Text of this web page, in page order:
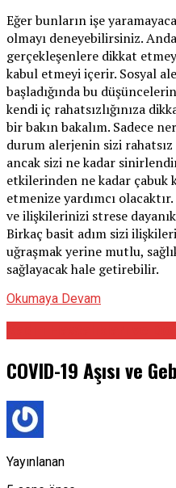
Eğer bunların işe
olmayı deneyebilirsiniz.
gerçekleşenlere dikkat
kabul etmeyi içerir. Sosyal
başladığında bu
kendi iç rahatsızlığınıza
bir bakın bakalım. Sadece
durum alerjenin sizi
ancak sizi ne kadar
etkilerinden ne kadar çabuk
etmenize yardımcı
ve ilişkilerinizi strese
Birkaç basit adım sizi
uğraşmak yerine mutlu,
sağlayacak hale getirebilir.
Okumaya Devam
COVID-19 Aşısı ve
Yayınlanan